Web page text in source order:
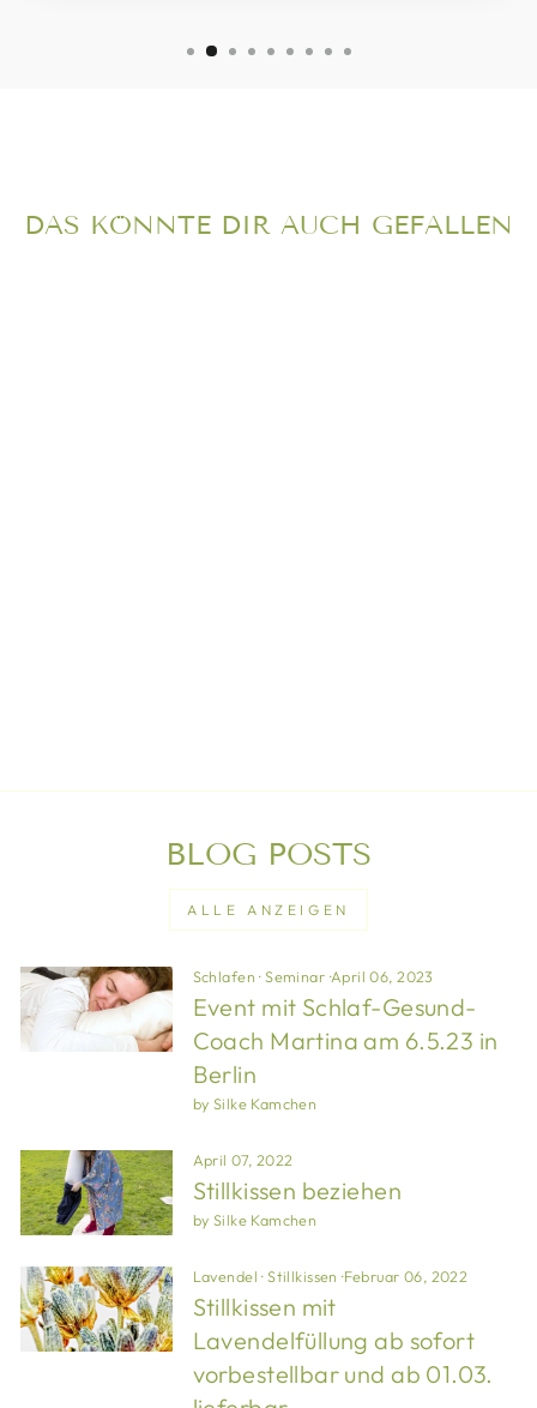
DAS KÖNNTE DIR AUCH GEFALLEN
BLOG POSTS
ALLE ANZEIGEN
Schlafen ·Seminar ·April 06, 2023
Event mit Schlaf-Gesund-
Coach Martina am 6.5.23 in
Berlin
by Silke Kamchen
April 07, 2022
Stillkissen beziehen
by Silke Kamchen
Lavendel ·Stillkissen ·Februar 06, 2022
Stillkissen mit
Lavendelfüllung ab sofort
vorbestellbar und ab 01.03.